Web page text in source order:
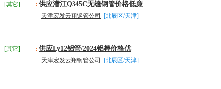
[其它] 供应潜江Q345C无缝钢管价格低廉
天津宏发云翔钢管公司 [北辰区/天津]
[其它] 供应Ly12铝管/2024铝棒价格优
天津宏发云翔钢管公司 [北辰区/天津]